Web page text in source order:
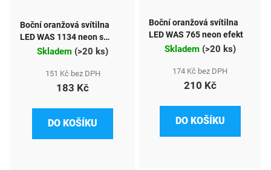
Boční oranžová svítilna
LED WAS 1134 neon s
odrazkou
Skladem (>20 ks)
151 Kč bez DPH
183 Kč
DO KOŠÍKU
Boční oranžová svítilna
LED WAS 765 neon efekt
Skladem (>20 ks)
174 Kč bez DPH
210 Kč
DO KOŠÍKU